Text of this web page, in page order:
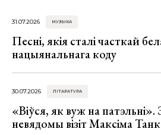
31.07.2026 МУЗЫКА
Песні, якія сталі часткай
нацыянальнага коду
30.07.2026 ЛІТАРАТУРА
«Віўся, як вуж на патэльні».
невядомы візіт Максіма